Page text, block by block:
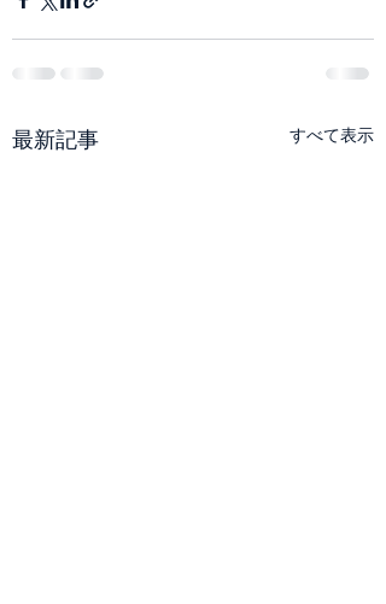
最新記事 すべて表示